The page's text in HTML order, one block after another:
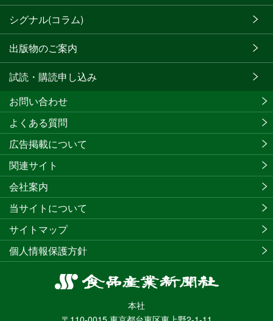
シグナル(コラム)
出版物のご案内
試読・購読申し込み
食
産
本社
お問い合わせ
よくある質問
広告掲載について
関連サイト
会社案内
当サイトについて
サイトマップ
個人情報保護方針